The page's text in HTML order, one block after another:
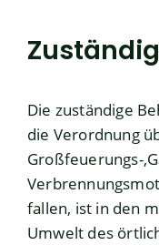
Die zuständige
die Verordnung
Großfeuerungs-
fallen, ist in den
Umwelt des